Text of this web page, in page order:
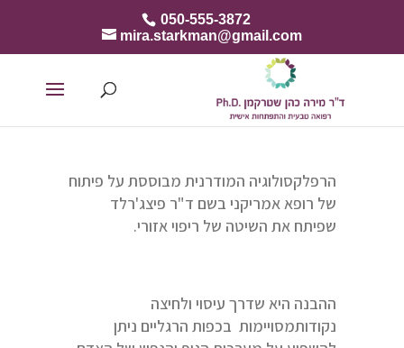
050-555-3872
mira.starkman@gmail.com
הרפלקסולוגיה המודרנית מבוססת על פיתוח
של רופא אמריקני בשם ד"ר פיצג'רלד
שפיתח את השיטה של ריפוי אזורי.
ההבנה היא שדרך עיסוי ולחיצה
נקודותמסויימות בכפות הרגליים ניתן